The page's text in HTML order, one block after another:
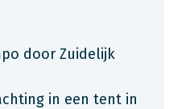
door Zuidelijk
in een tent in